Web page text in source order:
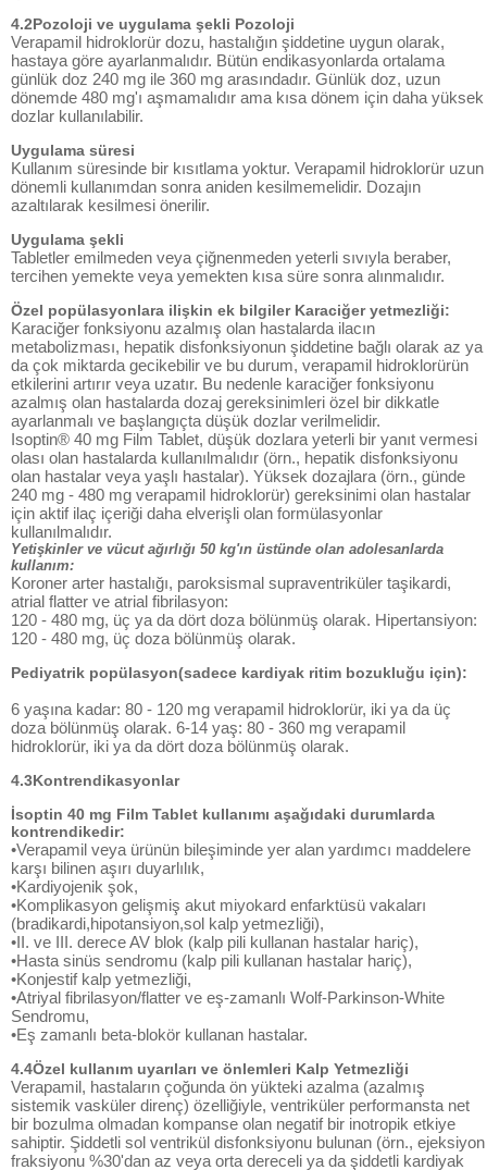
4.2Pozoloji ve uygulama şekli Pozoloji
Verapamil hidroklorür dozu, hastalığın şiddetine uygun olarak,
hastaya göre ayarlanmalıdır. Bütün endikasyonlarda ortalama
günlük doz 240 mg ile 360 mg arasındadır. Günlük doz, uzun
dönemde 480 mg'ı aşmamalıdır ama kısa dönem için daha yüksek
dozlar kullanılabilir.
Uygulama süresi
Kullanım süresinde bir kısıtlama yoktur. Verapamil hidroklorür uzun
dönemli kullanımdan sonra aniden kesilmemelidir. Dozajın
azaltılarak kesilmesi önerilir.
Uygulama şekli
Tabletler emilmeden veya çiğnenmeden yeterli sıvıyla beraber,
tercihen yemekte veya yemekten kısa süre sonra alınmalıdır.
Özel popülasyonlara ilişkin ek bilgiler Karaciğer yetmezliği:
Karaciğer fonksiyonu azalmış olan hastalarda ilacın
metabolizması, hepatik disfonksiyonun şiddetine bağlı olarak az ya
da çok miktarda gecikebilir ve bu durum, verapamil hidroklorürün
etkilerini artırır veya uzatır. Bu nedenle karaciğer fonksiyonu
azalmış olan hastalarda dozaj gereksinimleri özel bir dikkatle
ayarlanmalı ve başlangıçta düşük dozlar verilmelidir.
Isoptin® 40 mg Film Tablet, düşük dozlara yeterli bir yanıt vermesi
olası olan hastalarda kullanılmalıdır (örn., hepatik disfonksiyonu
olan hastalar veya yaşlı hastalar). Yüksek dozajlara (örn., günde
240 mg - 480 mg verapamil hidroklorür) gereksinimi olan hastalar
için aktif ilaç içeriği daha elverişli olan formülasyonlar
kullanılmalıdır.
Yetişkinler ve vücut ağırlığı 50 kg'ın üstünde olan adolesanlarda
kullanım:
Koroner arter hastalığı, paroksismal supraventriküler taşikardi,
atrial flatter ve atrial fibrilasyon:
120 - 480 mg, üç ya da dört doza bölünmüş olarak. Hipertansiyon:
120 - 480 mg, üç doza bölünmüş olarak.
Pediyatrik popülasyon(sadece kardiyak ritim bozukluğu için):
6 yaşına kadar: 80 - 120 mg verapamil hidroklorür, iki ya da üç
doza bölünmüş olarak. 6-14 yaş: 80 - 360 mg verapamil
hidroklorür, iki ya da dört doza bölünmüş olarak.
4.3Kontrendikasyonlar
İsoptin 40 mg Film Tablet kullanımı aşağıdaki durumlarda
kontrendikedir:
•Verapamil veya ürünün bileşiminde yer alan yardımcı maddelere
karşı bilinen aşırı duyarlılık,
•Kardiyojenik şok,
•Komplikasyon gelişmiş akut miyokard enfarktüsü vakaları
(bradikardi,hipotansiyon,sol kalp yetmezliği),
•II. ve III. derece AV blok (kalp pili kullanan hastalar hariç),
•Hasta sinüs sendromu (kalp pili kullanan hastalar hariç),
•Konjestif kalp yetmezliği,
•Atriyal fibrilasyon/flatter ve eş-zamanlı Wolf-Parkinson-White
Sendromu,
•Eş zamanlı beta-blokör kullanan hastalar.
4.4Özel kullanım uyarıları ve önlemleri Kalp Yetmezliği
Verapamil, hastaların çoğunda ön yükteki azalma (azalmış
sistemik vasküler direnç) özelliğiyle, ventriküler performansta net
bir bozulma olmadan kompanse olan negatif bir inotropik etkiye
sahiptir. Şiddetli sol ventrikül disfonksiyonu bulunan (örn., ejeksiyon
fraksiyonu %30'dan az veya orta dereceli ya da şiddetli kardiyak